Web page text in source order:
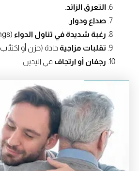
التعرق الزائد.
صداع ودوار.
رغبة شديدة في تناول الدواء(cravings).
تقلبات مزاجيةحادة (حزن أو اكتئاب).
رجفان أو ارتجاففي اليدين.